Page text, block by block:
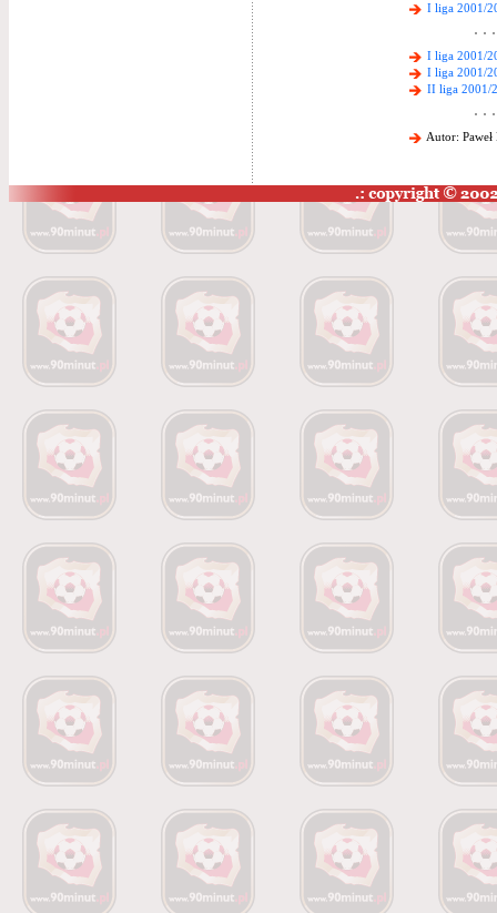
I liga 2001/
I liga 2001/
I liga 2001/
II liga 2001/
Autor: